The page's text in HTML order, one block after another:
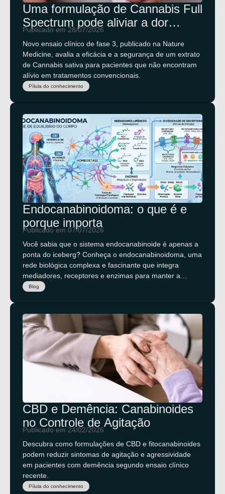
Uma formulação de Cannabis Full
Spectrum pode aliviar a dor
lombar crônica?
Publicado em 28/07/2026
Novo ensaio clínico de fase 3, publicado na Nature
Medicine, avalia a eficácia e a segurança de um extrato
de Cannabis sativa para pacientes que não encontram
alívio em tratamentos convencionais.
Pílula do conhecimento
Endocanabinoidoma: o que é e
porque importa
Publicado em 07/07/2026
Você sabia que o sistema endocanabinoide é apenas a
ponta do iceberg? Conheça o endocanabinoidoma, uma
rede biológica complexa e fascinante que integra
mediadores, receptores e enzimas para manter a
homeostase do nosso corpo. Entenda como essa
ela representa a nova fronteira para tratamentos
terapêuticos mais eficazes e personalizados.
Blog
CBD e Demência: Canabinoides
no Controle de Agitação
Publicado em 24/02/2026
Descubra como formulações de CBD e fitocanabinoides
podem reduzir sintomas de agitação e agressividade
em pacientes com demência segundo ensaio clínico
recente.
Pílula do conhecimento